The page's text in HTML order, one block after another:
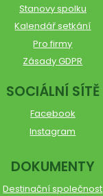
Stanovy spolku
Kalendář setkání
Pro firmy
Zásady GDPR
SOCIÁLNÍ SÍTĚ
Facebook
Instagram
DOKUMENTY
Destinační společnost